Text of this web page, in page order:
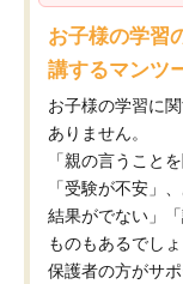
お子様の学習
講するマンツ
お子様の学習に
ありません。
「親の言うこと
「受験が不安」
結果がでない」
ものもあるでしょ
保護者の方がサ